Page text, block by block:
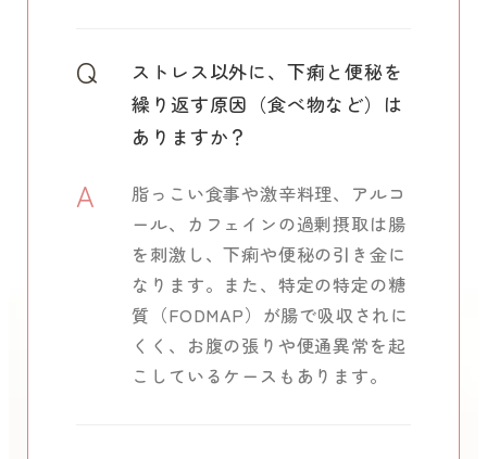
Q
ストレス以外に、下痢と便秘を
繰り返す原因（食べ物など）は
ありますか？
A
脂っこい食事や激辛料理、アルコ
ール、カフェインの過剰摂取は腸
を刺激し、下痢や便秘の引き金に
なります。また、特定の特定の糖
質（FODMAP）が腸で吸収されに
くく、お腹の張りや便通異常を起
こしているケースもあります。